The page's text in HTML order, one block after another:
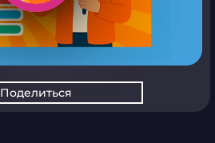
Поделиться